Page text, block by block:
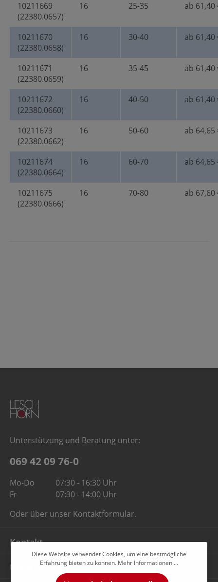
10211669
(22380.0657)
16 25-35 ab 61,40
10211670
(22380.0658)
16 30-40 ab 61,40
10211671
(22380.0659)
16 35-45 ab 61,40
10211672
(22380.0660)
16 40-50 ab 61,40
10211673
(22380.0662)
16 50-60 ab 64,65
10211674
(22380.0664)
16 60-70 ab 64,65
10211675
(22380.0666)
16 70-80 ab 67,60
Unterstützung und Beratung unter:
069 42 09 76-0
Mo-Do
07:30 - 16:30 Uhr
Fr
07:30 - 14:00 Uhr
Oder über unser Kontaktformular.
Kontakt
Unternehmen
Diese Website verwendet Cookies, um eine bestmögliche
Erfahrung bieten zu können. Mehr Informationen ...